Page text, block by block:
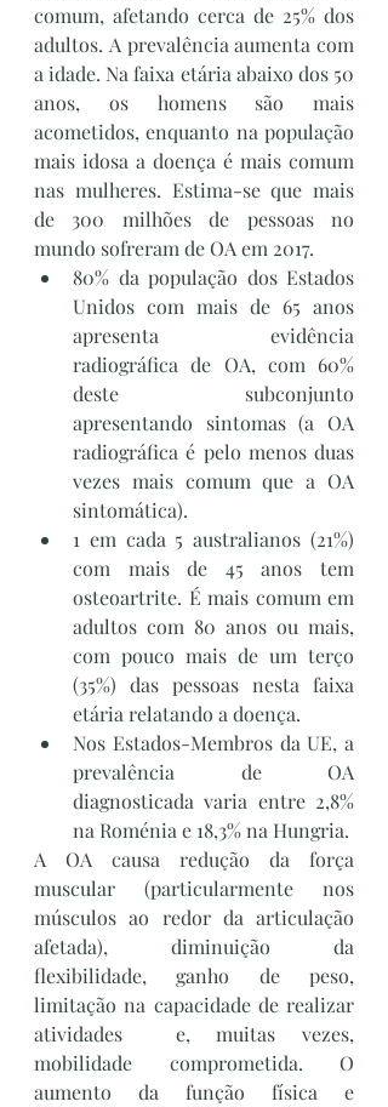
comum, afetando cerca de 25% dos
adultos. A prevalência aumenta com
a idade. Na faixa etária abaixo dos 50
anos, os homens são mais
acometidos, enquanto na população
mais idosa a doença é mais comum
nas mulheres. Estima-se que mais
de 300 milhões de pessoas no
mundo sofreram de OA em 2017.
80% da população dos Estados
Unidos com mais de 65 anos
apresenta evidência
radiográfica de OA, com 60%
deste subconjunto
apresentando sintomas (a OA
radiográfica é pelo menos duas
vezes mais comum que a OA
sintomática).
1 em cada 5 australianos (21%)
com mais de 45 anos tem
osteoartrite. É mais comum em
adultos com 80 anos ou mais,
com pouco mais de um terço
(35%) das pessoas nesta faixa
etária relatando a doença.
Nos Estados-Membros da UE, a
prevalência de OA
diagnosticada varia entre 2,8%
na Roménia e 18,3% na Hungria.
A OA causa redução da força
muscular (particularmente nos
músculos ao redor da articulação
afetada), diminuição da
flexibilidade, ganho de peso,
limitação na capacidade de realizar
atividades  e, muitas vezes,
mobilidade comprometida. O
aumento da função física e